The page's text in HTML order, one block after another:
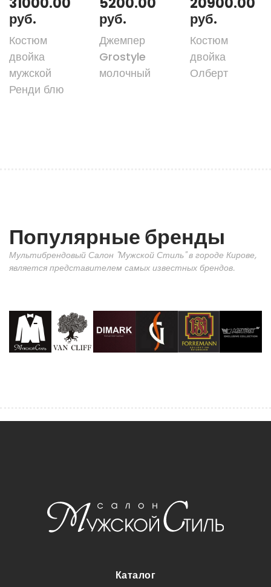
руб.
Костюм
двойка
мужской
Ренди блю
руб.
Джемпер
Grostyle
молочный
руб.
Костюм
двойка
Олберт
Популярные бренды
Мультибрендовый Салон "Мужской Стиль" в городе Кирове,
является представителем самых известных брендов.
Каталог